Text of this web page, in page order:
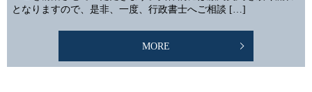
となりますので、是非、一度、行政書士へご相談 […]
MORE